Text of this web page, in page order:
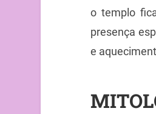
o templo
presença
e